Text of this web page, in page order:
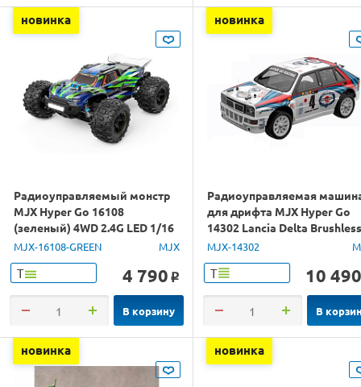
новинка
Радиоуправляемый монстр
MJX Hyper Go 16108
(зеленый) 4WD 2.4G LED 1/16
RTR
MJX-16108-GREEN MJX
Т 4 790 o
В корзину
новинка
Радиоуправляемая
для дрифта MJX Hyper Go
14302 Lancia Delta Brushless
4WD 2.4G LED 1/14 RTR
MJX-14302
Т 10 490
В
новинка новинка